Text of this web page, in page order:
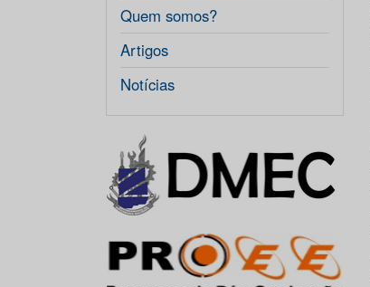
Quem somos?
Artigos
Notícias